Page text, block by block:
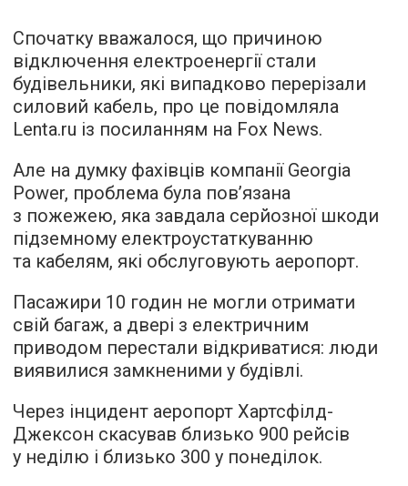
Спочатку вважалося, що причиною
відключення електроенергії стали
будівельники, які випадково перерізали
силовий кабель, про це повідомляла
Lenta.ru із посиланням на Fox News.
Але на думку фахівців компанії Georgia
Power, проблема була пов’язана
з пожежею, яка завдала серйозної шкоди
підземному електроустаткуванню
та кабелям, які обслуговують аеропорт.
Пасажири 10 годин не могли отримати
свій багаж, а двері з електричним
приводом перестали відкриватися: люди
виявилися замкненими у будівлі.
Через інцидент аеропорт Хартсфілд-
Джексон скасував близько 900 рейсів
у неділю і близько 300 у понеділок.